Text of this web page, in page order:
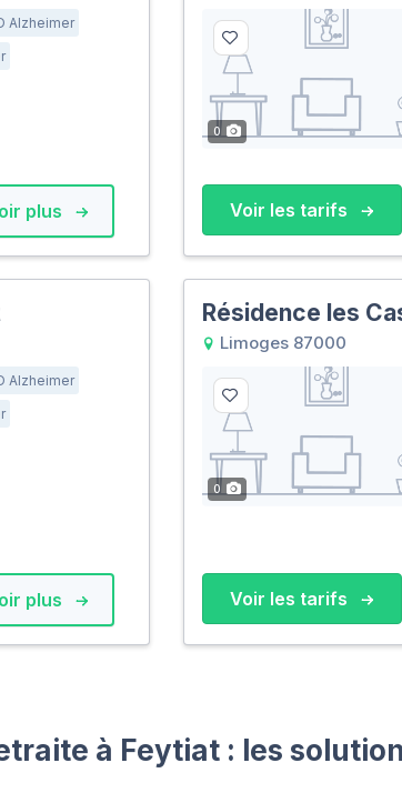
Alzheimer
plus
0
Voir les tarifs
Alzheimer
plus
Résidence les
Limoges 87000
0
Voir les tarifs
à Feytiat : les